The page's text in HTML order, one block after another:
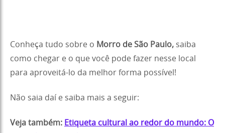
Conheça tudo sobre o Morro de São Paulo, saiba
como chegar e o que você pode fazer nesse local
para aproveitá-lo da melhor forma possível!
Não saia daí e saiba mais a seguir:
Veja também: Etiqueta cultural ao redor do mundo: O